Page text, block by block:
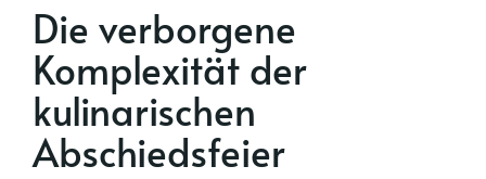
Die verborgene
Komplexität der
kulinarischen
Abschiedsfeier